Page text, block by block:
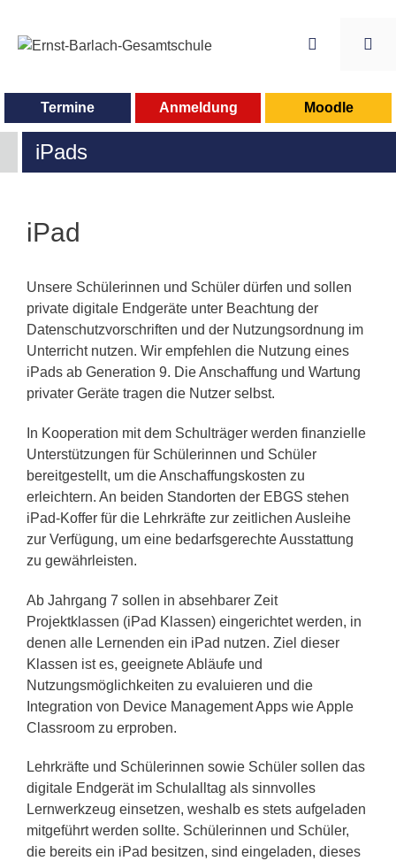
springen
iPads
Termine Anmeldung Moodle
iPad
Unsere Schülerinnen und Schüler dürfen und sollen
private digitale Endgeräte unter Beachtung der
Datenschutzvorschriften und der Nutzungsordnung im
Unterricht nutzen. Wir empfehlen die Nutzung eines
iPads ab Generation 9. Die Anschaffung und Wartung
privater Geräte tragen die Nutzer selbst.
In Kooperation mit dem Schulträger werden finanzielle
Unterstützungen für Schülerinnen und Schüler
bereitgestellt, um die Anschaffungskosten zu
erleichtern. An beiden Standorten der EBGS stehen
iPad-Koffer für die Lehrkräfte zur zeitlichen Ausleihe
zur Verfügung, um eine bedarfsgerechte Ausstattung
zu gewährleisten.
Ab Jahrgang 7 sollen in absehbarer Zeit
Projektklassen (iPad Klassen) eingerichtet werden, in
denen alle Lernenden ein iPad nutzen. Ziel dieser
Klassen ist es, geeignete Abläufe und
Nutzungsmöglichkeiten zu evaluieren und die
Integration von Device Management Apps wie Apple
Classroom zu erproben.
Lehrkräfte und Schülerinnen sowie Schüler sollen das
digitale Endgerät im Schulalltag als sinnvolles
Lernwerkzeug einsetzen, weshalb es stets aufgeladen
mitgeführt werden sollte. Schülerinnen und Schüler,
die bereits ein iPad besitzen, sind eingeladen, dieses